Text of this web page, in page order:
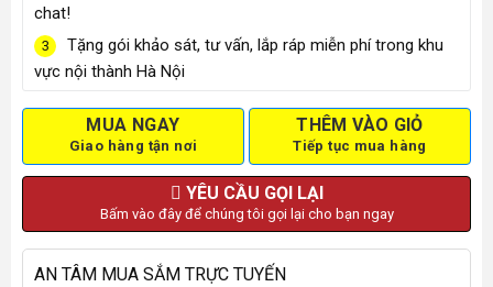
chat!
3
Tặng gói khảo sát, tư vấn, lắp ráp miễn phí trong khu
vực nội thành Hà Nội
MUA NGAY
Giao hàng tận nơi
THÊM VÀO GIỎ
Tiếp tục mua hàng
YÊU CẦU GỌI LẠI
Bấm vào đây để chúng tôi gọi lại cho bạn ngay
AN TÂM MUA SẮM TRỰC TUYẾN